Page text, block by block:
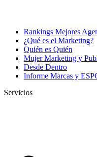
Rankings Mejores
¿Qué es el Marketing?
Quién es Quién
Mujer Marketing y
Desde Dentro
Informe Marcas y
Servicios